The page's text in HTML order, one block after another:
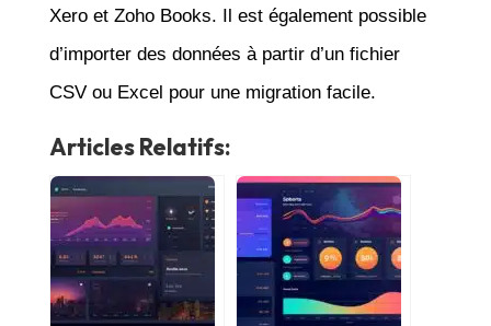
Xero et Zoho Books. Il est également possible
d’importer des données à partir d’un fichier
CSV ou Excel pour une migration facile.
Articles Relatifs: